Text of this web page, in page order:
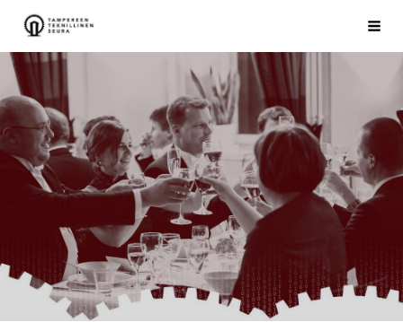
Siirry
sivun
sisältöön
Tampereen Teknillinen Seura ry